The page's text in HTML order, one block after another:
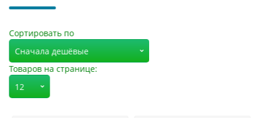
Сортировать по
Товаров на странице: